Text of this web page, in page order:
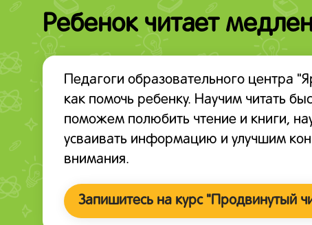
Ребенок читает
Педагоги образовательного центра
как помочь ребенку. Научим читать
поможем полюбить чтение и книги,
усваивать информацию и улучшим
внимания.
Запишитесь на курс "Продвинутый